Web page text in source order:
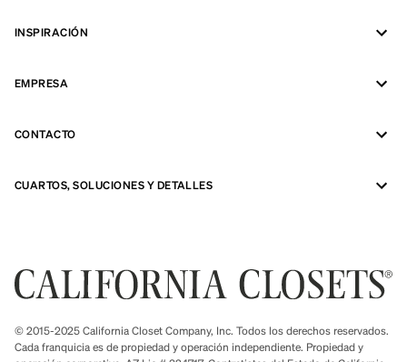
INSPIRACIÓN
EMPRESA
CONTACTO
CUARTOS, SOLUCIONES Y DETALLES
© 2015-2025 California Closet Company, Inc. Todos los derechos reservados.
Cada franquicia es de propiedad y operación independiente. Propiedad y